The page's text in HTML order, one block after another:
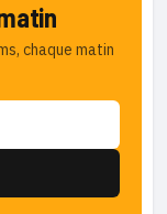
chaque matin